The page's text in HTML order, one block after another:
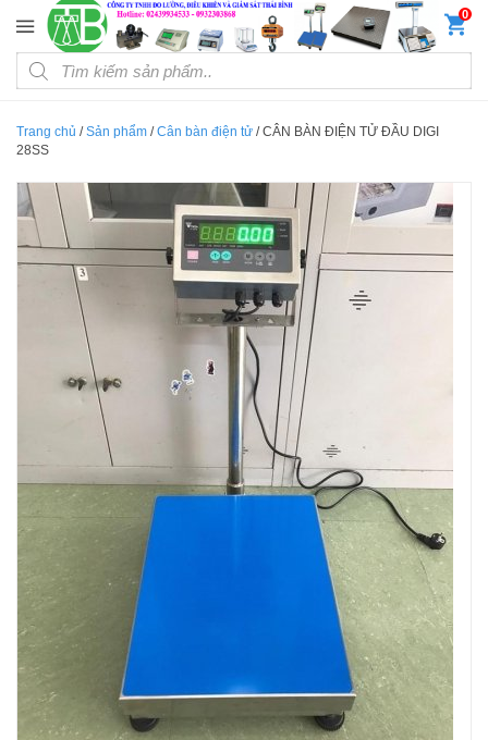
Đến nội dung chính 0
Products search
Trang chủ /Sản phẩm /Cân bàn điện tử /CÂN BÀN ĐIỆN TỬ ĐẦU DIGI
28SS